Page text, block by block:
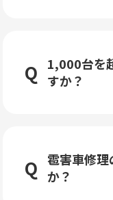
1,000台を
すか？
雹害車修
か？